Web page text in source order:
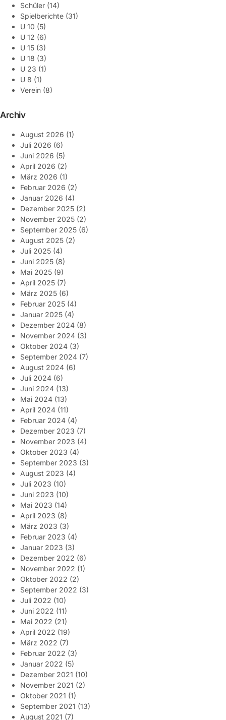
Schüler (14)
Spielberichte (31)
U 10 (5)
U 12 (6)
U 15 (3)
U 18 (3)
U 23 (1)
U 8 (1)
Verein (8)
Archiv
August 2026 (1)
Juli 2026 (6)
Juni 2026 (5)
April 2026 (2)
März 2026 (1)
Februar 2026 (2)
Januar 2026 (4)
Dezember 2025 (2)
November 2025 (2)
September 2025 (6)
August 2025 (2)
Juli 2025 (4)
Juni 2025 (8)
Mai 2025 (9)
April 2025 (7)
März 2025 (6)
Februar 2025 (4)
Januar 2025 (4)
Dezember 2024 (8)
November 2024 (3)
Oktober 2024 (3)
September 2024 (7)
August 2024 (6)
Juli 2024 (6)
Juni 2024 (13)
Mai 2024 (13)
April 2024 (11)
Februar 2024 (4)
Dezember 2023 (7)
November 2023 (4)
Oktober 2023 (4)
September 2023 (3)
August 2023 (4)
Juli 2023 (10)
Juni 2023 (10)
Mai 2023 (14)
April 2023 (8)
März 2023 (3)
Februar 2023 (4)
Januar 2023 (3)
Dezember 2022 (6)
November 2022 (1)
Oktober 2022 (2)
September 2022 (3)
Juli 2022 (10)
Juni 2022 (11)
Mai 2022 (21)
April 2022 (19)
März 2022 (7)
Februar 2022 (3)
Januar 2022 (5)
Dezember 2021 (10)
November 2021 (2)
Oktober 2021 (1)
September 2021 (13)
August 2021 (7)